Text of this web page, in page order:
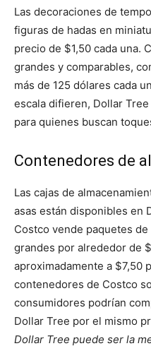
Las decoraciones de
figuras de hadas en
precio de $1,50 cada una.
grandes y comparables,
más de 125 dólares cada
escala difieren, Dollar
para quienes buscan
Contenedores de
Las cajas de
asas están disponibles en
Costco vende paquetes
grandes por alrededor de
aproximadamente a $7,50
contenedores de Costco
consumidores podrían
Dollar Tree por el mismo
Dollar Tree puede ser la